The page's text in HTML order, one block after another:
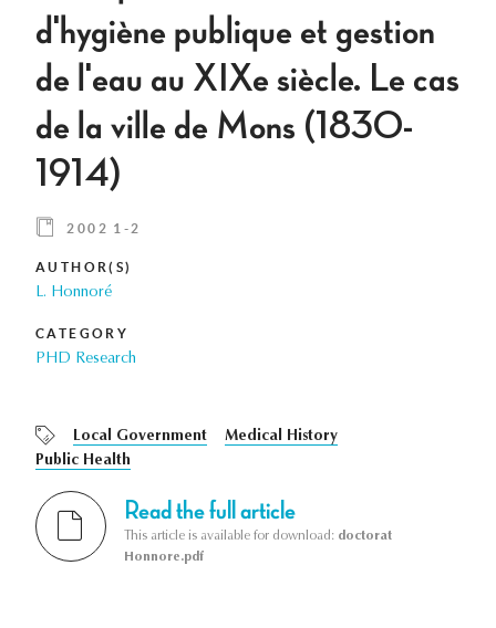
d'hygiène publique et gestion
de l'eau au XIXe siècle. Le cas
de la ville de Mons (1830-
1914)
2002 1-2
AUTHOR(S)
L. Honnoré
CATEGORY
PHD Research
Local Government
Medical History
Public Health
Read the full article
This article is available for download: doctorat
Honnore.pdf